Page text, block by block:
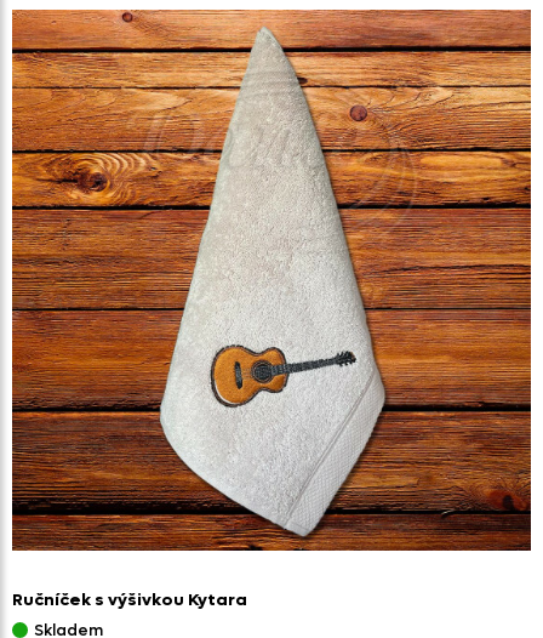
Ručníček s výšivkou Kytara
Skladem